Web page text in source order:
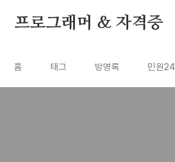
프로그래머 & 자격증
홈 태그 방명록 민원24